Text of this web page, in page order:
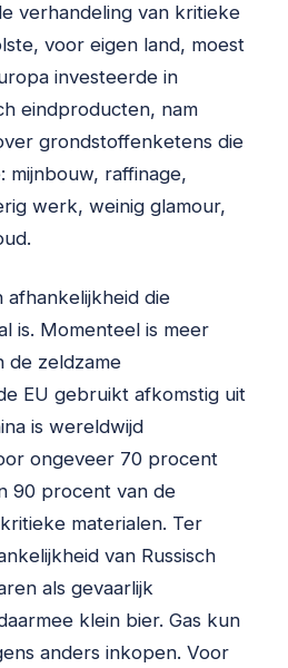
verhandeling van kritieke
voor eigen land, moest
investeerde in
eindproducten, nam
grondstoffenketens die
mijnbouw, raffinage,
werk, weinig glamour,
afhankelijkheid die
is. Momenteel is meer
de zeldzame
EU gebruikt afkomstig uit
is wereldwijd
ongeveer 70 procent
90 procent van de
materialen. Ter
van Russisch
als gevaarlijk
klein bier. Gas kun
anders inkopen. Voor